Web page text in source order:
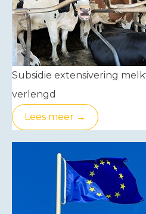
Subsidie extensivering
verlengd
Lees meer →